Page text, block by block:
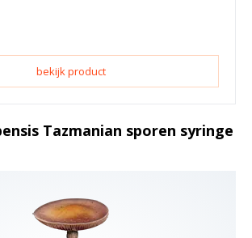
bekijk product
Tazmanian sporen syringe